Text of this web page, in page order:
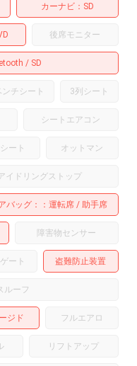
カーナビ SD
後席モニター
SD
ンチシート 3列シート
シートエアコン
ート オットマン
イドリングストップ
バッグ： 運転席 助手席
障害物センサー
ート 盗難防止装置
ルーフ
ジド フルエアロ
リフトアップ